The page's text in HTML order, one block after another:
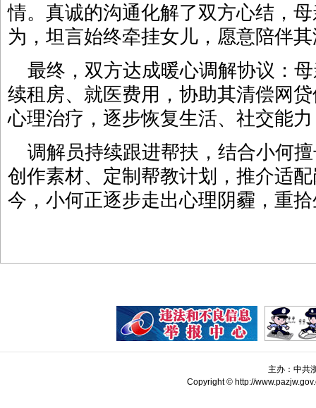
情。真诚的沟通化解了双方心结，
为，坦言始终牵挂女儿，愿意陪伴
最终，双方达成暖心调解协议：
续租房、就医费用，协助其清偿网
心理治疗，逐步恢复生活、社交能
调解员持续跟进帮扶，结合小何
创作素材、定制帮教计划，推介适
今，小何正逐步走出心理阴霾，重
主办：中共
Copyright © http://